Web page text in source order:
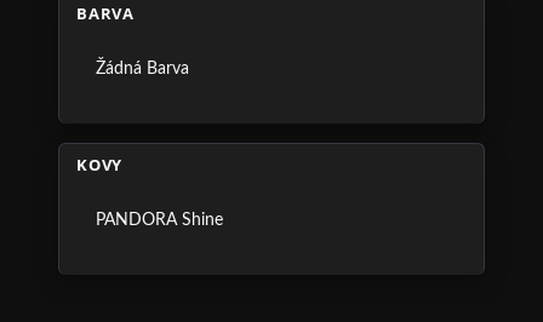
BARVA
Žádná Barva
KOVY
PANDORA Shine